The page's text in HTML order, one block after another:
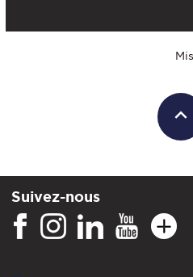
Suivez-nous